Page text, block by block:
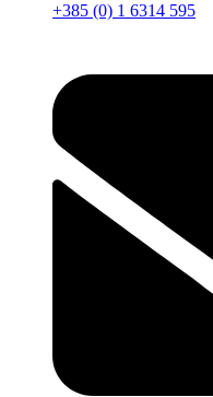
+385 (0) 1 6314 595